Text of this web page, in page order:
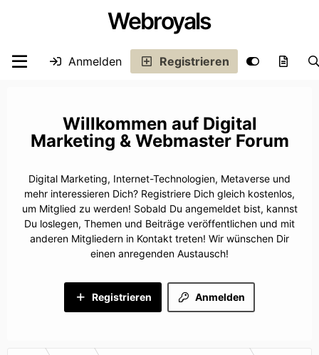
Webroyals
Anmelden Registrieren
Digital
Marketing & Webmaster Forum
Digital Marketing, Internet-Technologien, Metaverse und
mehr interessieren Dich? Registriere Dich gleich kostenlos,
um Mitglied zu werden! Sobald Du angemeldet bist, kannst
Du loslegen, Themen und Beiträge veröffentlichen und mit
anderen Mitgliedern in Kontakt treten! Wir wünschen Dir
einen anregenden Austausch!
Anmelden
Registrieren